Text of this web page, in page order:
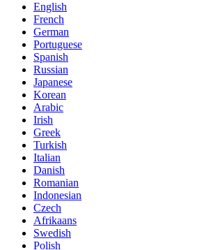
English
French
German
Portuguese
Spanish
Russian
Japanese
Korean
Arabic
Irish
Greek
Turkish
Italian
Danish
Romanian
Indonesian
Czech
Afrikaans
Swedish
Polish